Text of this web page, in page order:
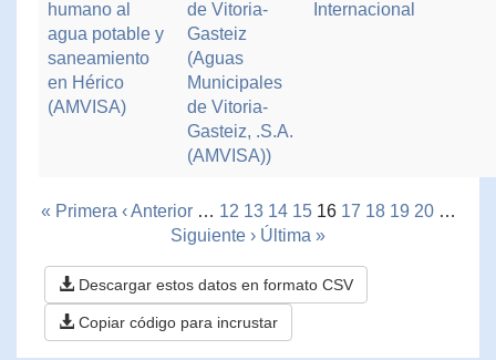
humano al
agua potable y
saneamiento
en Hérico
(AMVISA)
de Vitoria-
Gasteiz
(Aguas
Municipales
de Vitoria-
Gasteiz, .S.A.
(AMVISA))
Internacional
« Primera ‹ Anterior … 12 13 14 15 16 17 18 19 20 …
Siguiente › Última »
Descargar estos datos en formato CSV
Copiar código para incrustar